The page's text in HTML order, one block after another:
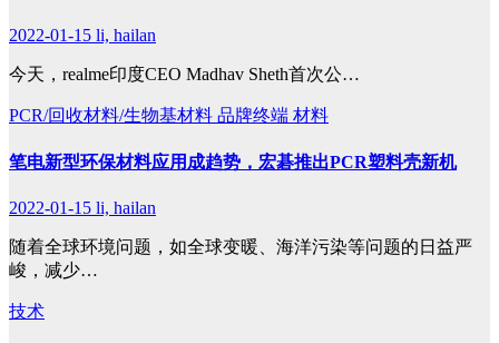
2022-01-15 li, hailan
今天，realme印度CEO Madhav Sheth首次公…
PCR/回收材料/生物基材料 品牌终端 材料
笔电新型环保材料应用成趋势，宏碁推出PCR塑料壳新机
2022-01-15 li, hailan
随着全球环境问题，如全球变暖、海洋污染等问题的日益严
峻，减少…
技术